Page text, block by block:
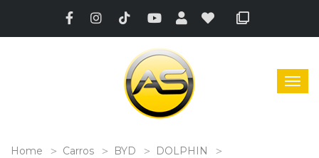
Home Carros BYD
DOLPHIN